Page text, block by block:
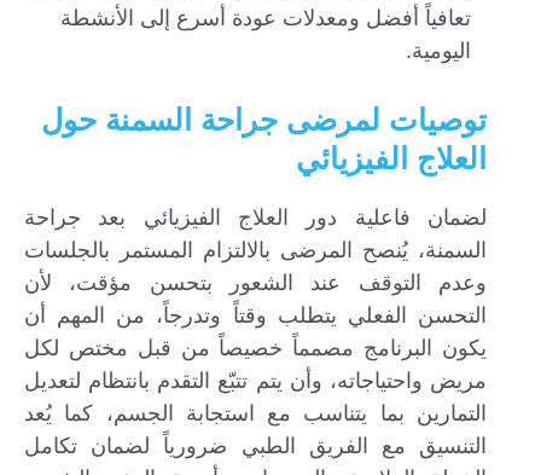
تعافياً أفضل ومعدلات عودة أسرع إلى الأنشطة
اليومية.
توصيات لمرضى جراحة السمنة حول
العلاج الفيزيائي
لضمان فاعلية دور العلاج الفيزيائي بعد جراحة
السمنة، يُنصح المرضى بالالتزام المستمر بالجلسات
وعدم التوقف عند الشعور بتحسن مؤقت، لأن
التحسن الفعلي يتطلب وقتاً وتدرجاً، من المهم أن
يكون البرنامج مصمماً خصيصاً من قبل مختص لكل
مريض واحتياجاته، وأن يتم تتبّع التقدم بانتظام لتعديل
التمارين بما يتناسب مع استجابة الجسم، كما يُعد
التنسيق مع الفريق الطبي ضرورياً لضمان تكامل